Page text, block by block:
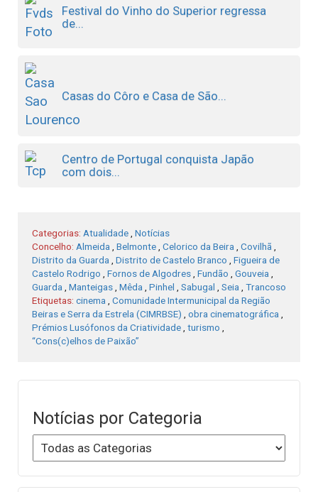
Festival do Vinho do Superior regressa
de...
Casas do Côro e Casa de São...
Centro de Portugal conquista Japão
com dois...
Categorias: Atualidade Notícias
Concelho: Almeida Belmonte Celorico da Beira Covilhã
Distrito da Guarda
Distrito de Castelo Branco
Figueira de
Castelo Rodrigo
Fornos de Algodres Fundão Gouveia
Guarda
Manteigas Mêda Pinhel Sabugal Seia
Trancoso
Etiquetas: cinema
Comunidade Intermunicipal da Região
Beiras e Serra da Estrela (CIMRBSE)
obra cinematográfica
Prémios Lusófonos da Criatividade turismo
“Cons(c)elhos de Paixão”
Notícias por Categoria